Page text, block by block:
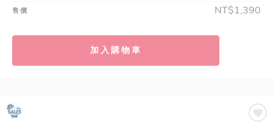
售價 NT$1,390
加入購物車